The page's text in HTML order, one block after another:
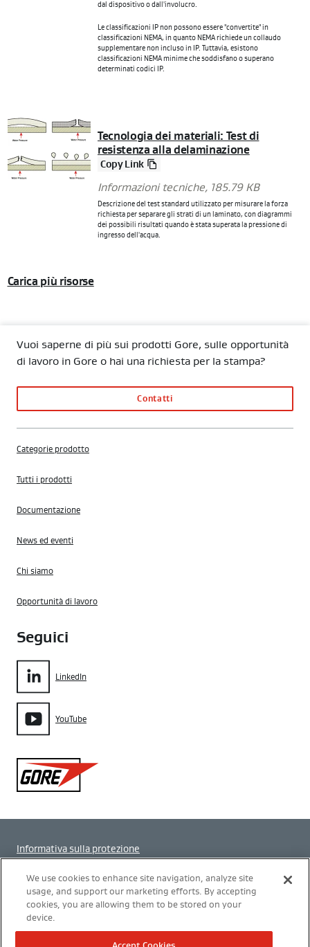
dal dispositivo o dall'involucro.
Le classificazioni IP non possono essere "convertite" in
classificazioni NEMA, in quanto NEMA richiede un collaudo
supplementare non incluso in IP. Tuttavia, esistono
classificazioni NEMA minime che soddisfano o superano
determinati codici IP.
Tecnologia dei materiali: Test di
resistenza alla delaminazione
Copy Link
Informazioni tecniche, 185.79 KB
Descrizione del test standard utilizzato per misurare la forza
richiesta per separare gli strati di un laminato, con diagrammi
dei possibili risultati quando è stata superata la pressione di
ingresso dell'acqua.
Carica più risorse
Vuoi saperne di più sui prodotti Gore, sulle opportunità
di lavoro in Gore o hai una richiesta per la stampa?
Contatti
Categorie prodotto
Tutti i prodotti
Documentazione
News ed eventi
Chi siamo
Opportunità di lavoro
Seguici
LinkedIn
YouTube
Gore
Informativa sulla protezione
Impostazione dei cookie
Termini di utilizzo
Modern Slavery Act Transparency Statement
We use cookies to enhance site navigation, analyze site
usage, and support our marketing efforts. By accepting
cookies, you are allowing them to be stored on your
device.